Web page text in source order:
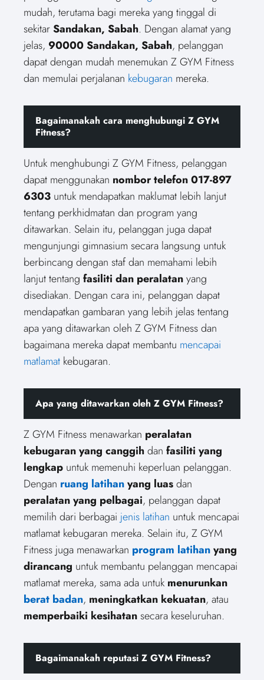
mudah, terutama bagi mereka yang tinggal di
sekitarSandakan, Sabah. Dengan alamat yang
jelas, 90000 Sandakan, Sabah, pelanggan
dapat dengan mudah menemukan Z GYM Fitness
dan memulai perjalanan kebugaran mereka.
Bagaimanakah cara menghubungi Z GYM
Fitness?
Untuk menghubungi Z GYM Fitness, pelanggan
dapat menggunakan nombor telefon 017-897
6303 untuk mendapatkan maklumat lebih lanjut
tentang perkhidmatan dan program yang
ditawarkan. Selain itu, pelanggan juga dapat
mengunjungi gimnasium secara langsung untuk
berbincang dengan staf dan memahami lebih
lanjut tentang fasiliti dan peralatanyang
disediakan. Dengan cara ini, pelanggan dapat
mendapatkan gambaran yang lebih jelas tentang
apa yang ditawarkan oleh Z GYM Fitness dan
bagaimana mereka dapat membantu mencapai
matlamat kebugaran.
Apa yang ditawarkan oleh Z GYM Fitness?
Z GYM Fitness menawarkan peralatan
kebugaran yang canggihdan fasiliti yang
lengkap untuk memenuhi keperluan pelanggan.
Dengan ruang latihanyang luasdan
peralatan yang pelbagai, pelanggan dapat
memilih dari berbagai jenis latihan untuk mencapai
matlamat kebugaran mereka. Selain itu, Z GYM
Fitness juga menawarkan program latihanyang
dirancang untuk membantu pelanggan mencapai
matlamat mereka, sama ada untuk menurunkan
berat badan, meningkatkan kekuatan, atau
memperbaiki kesihatansecara keseluruhan.
Bagaimanakah reputasi Z GYM Fitness?